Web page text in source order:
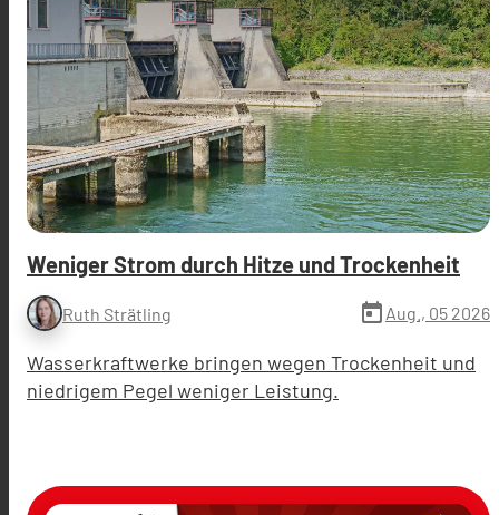
Weniger Strom durch Hitze und Trockenheit
Ruth Strätling today Aug., 05 2026
Wasserkraftwerke bringen wegen Trockenheit und
niedrigem Pegel weniger Leistung.